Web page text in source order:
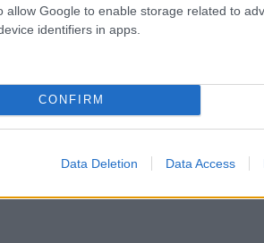
allow Google to enable storage related to
identifiers in apps.
CONFIRM
Data Deletion Data Access